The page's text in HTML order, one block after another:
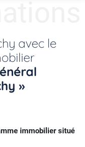
avec le
»
immobilier situé